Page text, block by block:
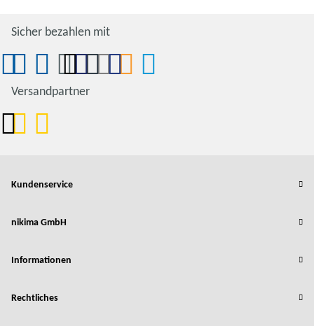
Sicher bezahlen mit
Versandpartner
Kundenservice
nikima GmbH
Informationen
Rechtliches